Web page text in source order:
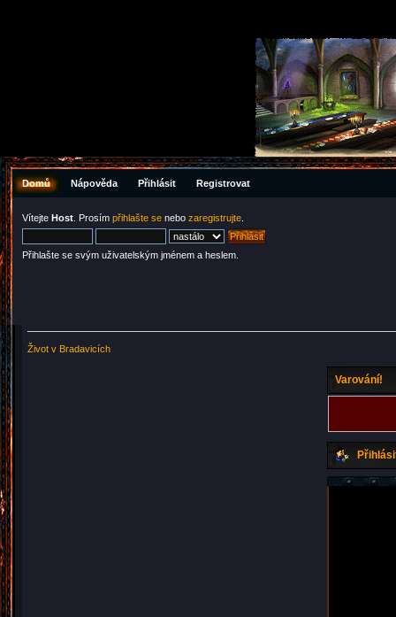
Domů Nápověda Přihlásit Registrovat
Vítejte Host . Prosím přihlašte se nebo zaregistrujte
Přihlašte se svým uživatelským jménem a heslem.
Život v Bradavicích
Varování!